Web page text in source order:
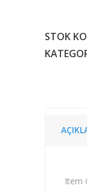
STOK
Item